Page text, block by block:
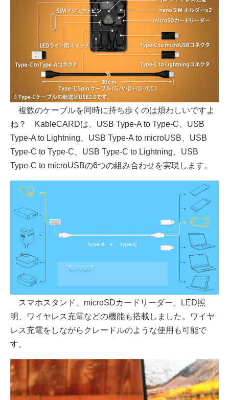
複数のケーブルを同時に持ち歩くのは煩わしいですよ
ね？ KableCARDは、USB Type-A to Type-C、USB
Type-A to Lightning、USB Type-A to microUSB、USB
Type-C to Type-C、USB Type-C to Lightning、USB
Type-C to microUSBの6つの組み合わせを実現します。
スマホスタンド、microSDカードリーダー、LED照
明、ワイヤレス充電などの機能も搭載しました。ワイヤ
レス充電をしながらクレードルのような使用も可能で
す。